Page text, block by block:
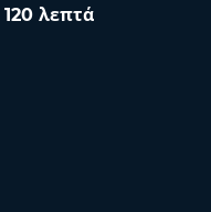
120 λεπτά